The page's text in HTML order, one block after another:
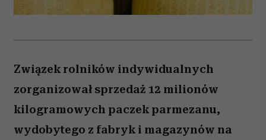
Związek rolników indywidualnych
zorganizował sprzedaż 12 milionów
kilogramowych paczek parmezanu,
wydobytego z fabryk i magazynów na